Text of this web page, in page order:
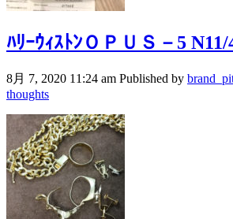
ﾊﾘｰｳｨｽﾄﾝＯＰＵＳ－5 N11/
8月 7, 2020 11:24 am Published by
thoughts